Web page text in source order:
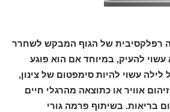
רפלקסיבית של הגוף המבקש לשחרר
להעיק, במיוחד אם הוא פוגע
לילה עשוי להיות סימפטום של צינון,
אוויר או כתוצאה מהרגלי חיים
בריאות. בשיתוף פרמה גורי